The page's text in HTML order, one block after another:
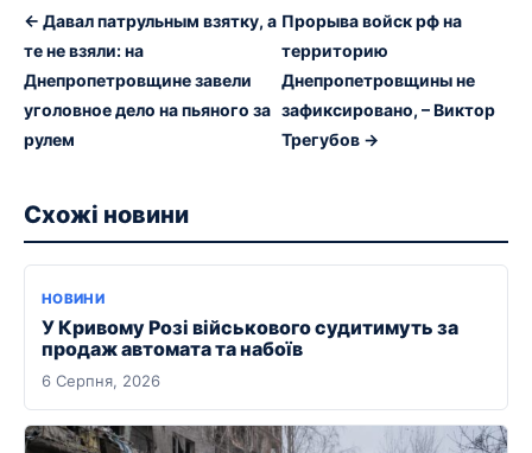
← Давал патрульным взятку, а
те не взяли: на
Днепропетровщине завели
уголовное дело на пьяного за
рулем
Прорыва войск рф на
территорию
Днепропетровщины не
зафиксировано, – Виктор
Трегубов →
Схожі новини
НОВИНИ
У Кривому Розі військового судитимуть за
продаж автомата та набоїв
6 Серпня, 2026